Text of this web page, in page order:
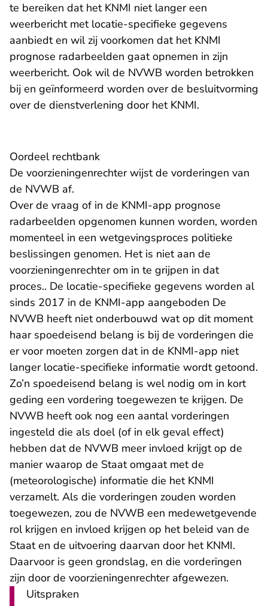
te bereiken dat het KNMI niet langer een
weerbericht met locatie-specifieke gegevens
aanbiedt en wil zij voorkomen dat het KNMI
prognose radarbeelden gaat opnemen in zijn
weerbericht. Ook wil de NVWB worden betrokken
bij en geïnformeerd worden over de besluitvorming
over de dienstverlening door het KNMI.
Oordeel rechtbank
De voorzieningenrechter wijst de vorderingen van
de NVWB af.
Over de vraag of in de KNMI-app prognose
radarbeelden opgenomen kunnen worden, worden
momenteel in een wetgevingsproces politieke
beslissingen genomen. Het is niet aan de
voorzieningenrechter om in te grijpen in dat
proces.. De locatie-specifieke gegevens worden al
sinds 2017 in de KNMI-app aangeboden De
NVWB heeft niet onderbouwd wat op dit moment
haar spoedeisend belang is bij de vorderingen die
er voor moeten zorgen dat in de KNMI-app niet
langer locatie-specifieke informatie wordt getoond.
Zo’n spoedeisend belang is wel nodig om in kort
geding een vordering toegewezen te krijgen. De
NVWB heeft ook nog een aantal vorderingen
ingesteld die als doel (of in elk geval effect)
hebben dat de NVWB meer invloed krijgt op de
manier waarop de Staat omgaat met de
(meteorologische) informatie die het KNMI
verzamelt. Als die vorderingen zouden worden
toegewezen, zou de NVWB een medewetgevende
rol krijgen en invloed krijgen op het beleid van de
Staat en de uitvoering daarvan door het KNMI.
Daarvoor is geen grondslag, en die vorderingen
zijn door de voorzieningenrechter afgewezen.
Uitspraken